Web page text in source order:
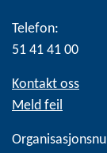
Telefon:
51 41 41 00
Kontakt oss
Meld feil